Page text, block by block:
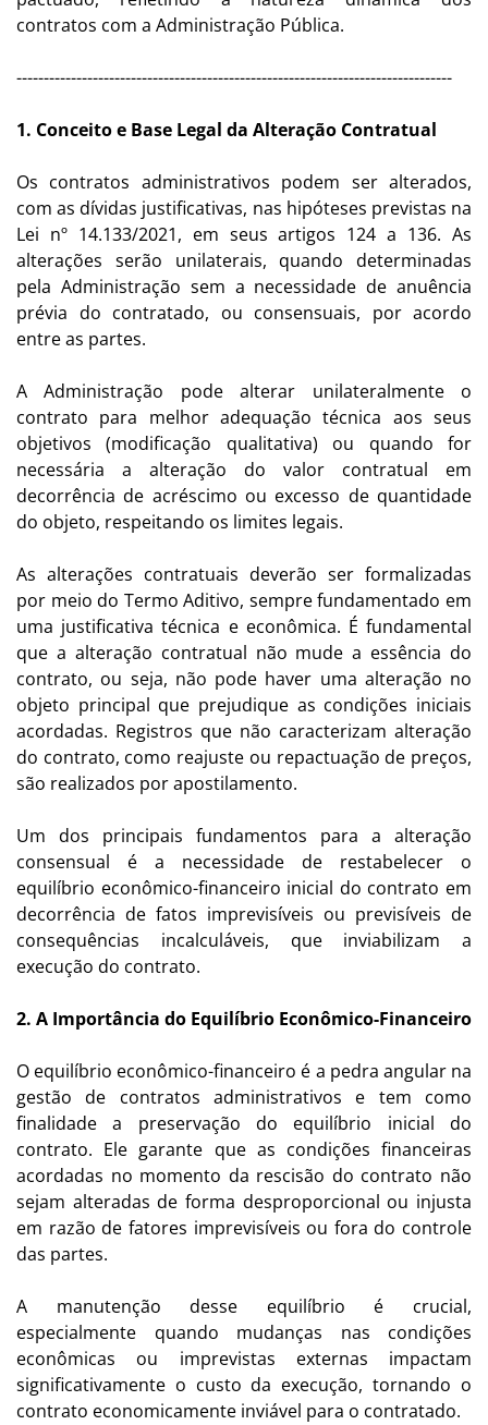
contratos com a Administração Pública.
--------------------------------------------------------------------------------
1. Conceito e Base Legal da Alteração Contratual
Os contratos administrativos podem ser alterados,
com as dívidas justificativas, nas hipóteses previstas na
Lei nº 14.133/2021, em seus artigos 124 a 136. As
alterações serão unilaterais, quando determinadas
pela Administração sem a necessidade de anuência
prévia do contratado, ou consensuais, por acordo
entre as partes.
A Administração pode alterar unilateralmente o
contrato para melhor adequação técnica aos seus
objetivos (modificação qualitativa) ou quando for
necessária a alteração do valor contratual em
decorrência de acréscimo ou excesso de quantidade
do objeto, respeitando os limites legais.
As alterações contratuais deverão ser formalizadas
por meio do Termo Aditivo, sempre fundamentado em
uma justificativa técnica e econômica. É fundamental
que a alteração contratual não mude a essência do
contrato, ou seja, não pode haver uma alteração no
objeto principal que prejudique as condições iniciais
acordadas. Registros que não caracterizam alteração
do contrato, como reajuste ou repactuação de preços,
são realizados por apostilamento.
Um dos principais fundamentos para a alteração
consensual é a necessidade de restabelecer o
equilíbrio econômico-financeiro inicial do contrato em
decorrência de fatos imprevisíveis ou previsíveis de
consequências incalculáveis, que inviabilizam a
execução do contrato.
2. A Importância do Equilíbrio Econômico-Financeiro
O equilíbrio econômico-financeiro é a pedra angular na
gestão de contratos administrativos e tem como
finalidade a preservação do equilíbrio inicial do
contrato. Ele garante que as condições financeiras
acordadas no momento da rescisão do contrato não
sejam alteradas de forma desproporcional ou injusta
em razão de fatores imprevisíveis ou fora do controle
das partes.
A manutenção desse equilíbrio é crucial,
especialmente quando mudanças nas condições
econômicas ou imprevistas externas impactam
significativamente o custo da execução, tornando o
contrato economicamente inviável para o contratado.